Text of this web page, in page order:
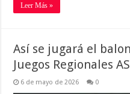
Leer Más »
Así se jugará el
Juegos Regionales
6 de mayo de 2026 0